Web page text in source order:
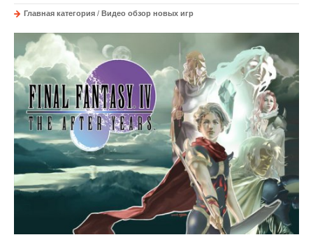
Главная категория / Видео обзор новых игр